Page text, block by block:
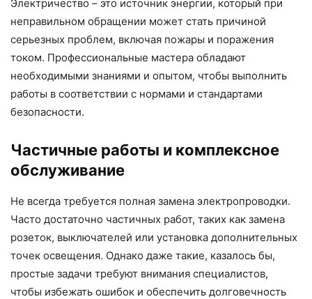
Электричество – это источник энергии, который при
неправильном обращении может стать причиной
серьезных проблем, включая пожары и поражения
током. Профессиональные мастера обладают
необходимыми знаниями и опытом, чтобы выполнить
работы в соответствии с нормами и стандартами
безопасности.
Частичные работы и комплексное
обслуживание
Не всегда требуется полная замена электропроводки.
Часто достаточно частичных работ, таких как замена
розеток, выключателей или установка дополнительных
точек освещения. Однако даже такие, казалось бы,
простые задачи требуют внимания специалистов,
чтобы избежать ошибок и обеспечить долговечность